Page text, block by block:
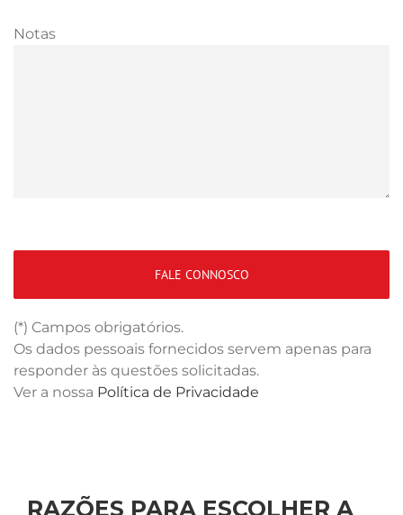
Notas
(*) Campos obrigatórios.
Os dados pessoais fornecidos servem apenas para
responder às questões solicitadas.
Ver a nossa Política de Privacidade
RAZÕES PARA ESCOLHER A